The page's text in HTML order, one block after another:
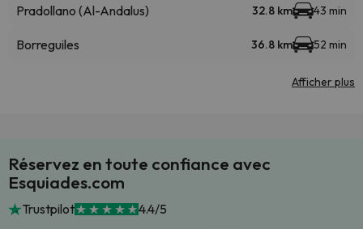
Pradollano (Al-Andalus) 32.8 km 43 min
Borreguiles 36.8 km 52 min
Afficher plus
Réservez en toute confiance avec
Esquiades.com
Trustpilot 4.4/5